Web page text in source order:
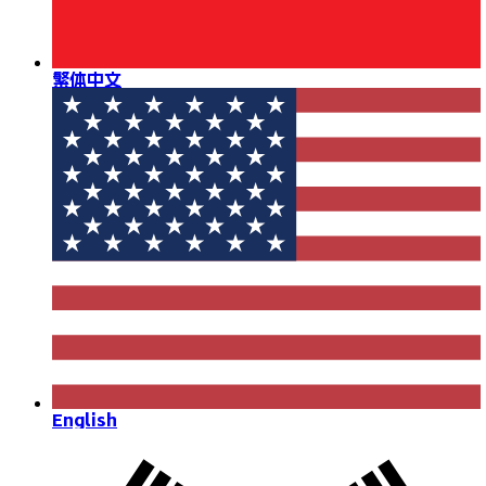
繁体中文
English